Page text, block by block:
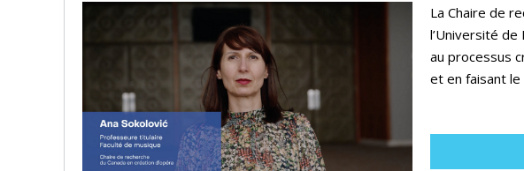
La Chaire de
l’Université
au processus
et en faisant